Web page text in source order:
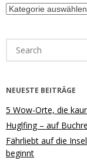
Kategorien
for:
NEUESTE BEITRÄGE
5 Wow-Orte, die
Huglfing – auf
Fährliebt auf die
beginnt